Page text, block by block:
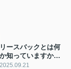
リースバックとは何
か知っていますか？
メリットやデメリッ
2025.09.21